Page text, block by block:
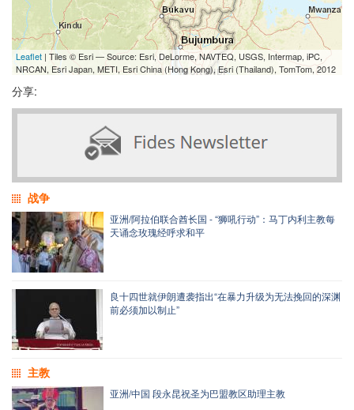
Leaflet | Tiles © Esri — Source: Esri, DeLorme, NAVTEQ, USGS, Intermap, iPC,
NRCAN, Esri Japan, METI, Esri China (Hong Kong), Esri (Thailand), TomTom, 2012
分享:
战争
亚洲/阿拉伯联合酋长国 - “狮吼行动”：马丁内利主教每
天诵念玫瑰经呼求和平
良十四世就伊朗遭袭指出“在暴力升级为无法挽回的深渊
前必须加以制止”
主教
亚洲/中国 段永昆祝圣为巴盟教区助理主教